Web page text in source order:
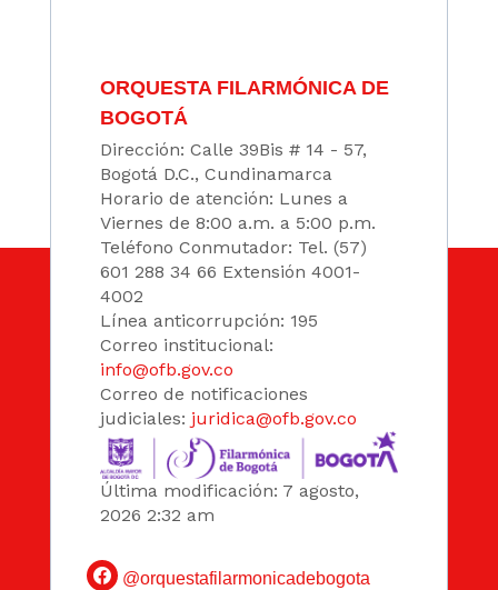
ORQUESTA FILARMÓNICA DE
BOGOTÁ
Dirección: Calle 39Bis # 14 - 57,
Bogotá D.C., Cundinamarca
Horario de atención: Lunes a
Viernes de 8:00 a.m. a 5:00 p.m.
Teléfono Conmutador: Tel. (57)
601 288 34 66 Extensión 4001-
4002
Línea anticorrupción: 195
Correo institucional:
info@ofb.gov.co
Correo de notificaciones
judiciales: juridica@ofb.gov.co
Última modificación: 7 agosto,
2026 2:32 am
@orquestafilarmonicadebogota